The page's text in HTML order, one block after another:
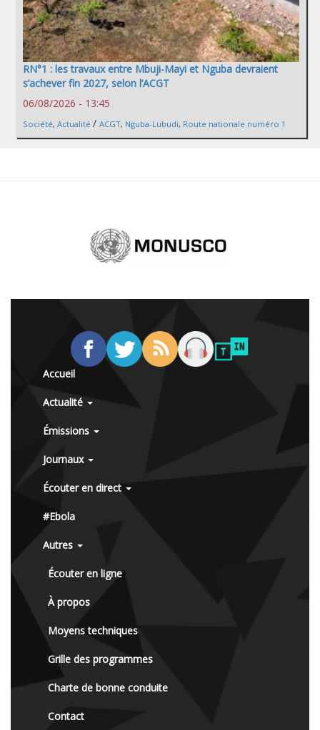
RN°1 : les travaux entre Mbuji-Mayi et Nguba devraient
s’achever fin 2027, selon l’ACGT
06/08/2026 - 13:45
Société, Actualité / ACGT, Nguba-Lubudi, Route nationale numéro 1
Accueil
Actualité
Émissions
Journaux
Écouter en direct
#Ebola
Autres
Écouter en ligne
À propos
Moyens techniques
Grille des programmes
Charte de bonne conduite
Contact